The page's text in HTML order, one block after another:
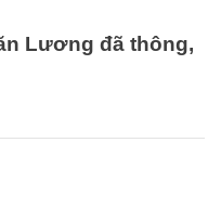
Lương đã thông,